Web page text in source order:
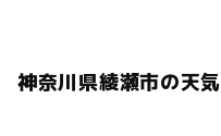
神奈川県綾瀬市の天気